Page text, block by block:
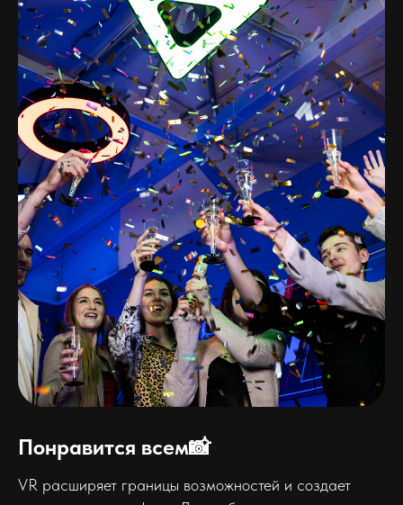
Понравится всем📸
VR расширяет границы возможностей и создает